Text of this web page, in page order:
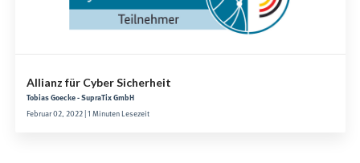
Allianz für Cyber Sicherheit
Tobias Goecke - SupraTix GmbH
Februar 02, 2022 | 1 Minuten Lesezeit